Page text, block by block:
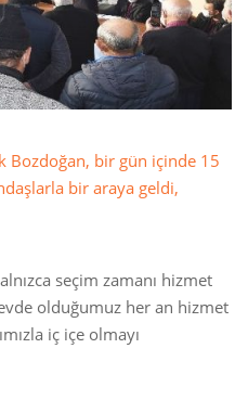
Bozdoğan, bir gün içinde 15
bir araya geldi,
seçim zamanı hizmet
olduğumuz her an hizmet
iç içe olmayı